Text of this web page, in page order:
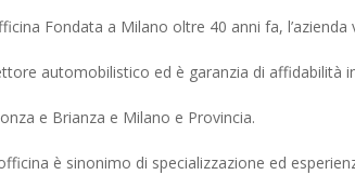
Fondata a Milano oltre 40 anni fa,
automobilistico ed è garanzia di affidabilità
e Brianza e Milano e Provincia.
è sinonimo di specializzazione ed